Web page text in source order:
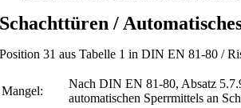
Schachttüren /
Position 31 aus Tabelle 1 in DIN EN 81-80 /
Mangel:
Nach DIN EN 81-80, Absatz
automatischen Sperrmittels an